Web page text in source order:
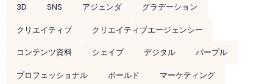
3D SNS アジェンダ
グラデーション
クリエイティブ
クリエイティブエージェンシー
コンテンツ資料
シェイプ デジタル
パープル
プロフェッショナル
ボールド
マーケティング